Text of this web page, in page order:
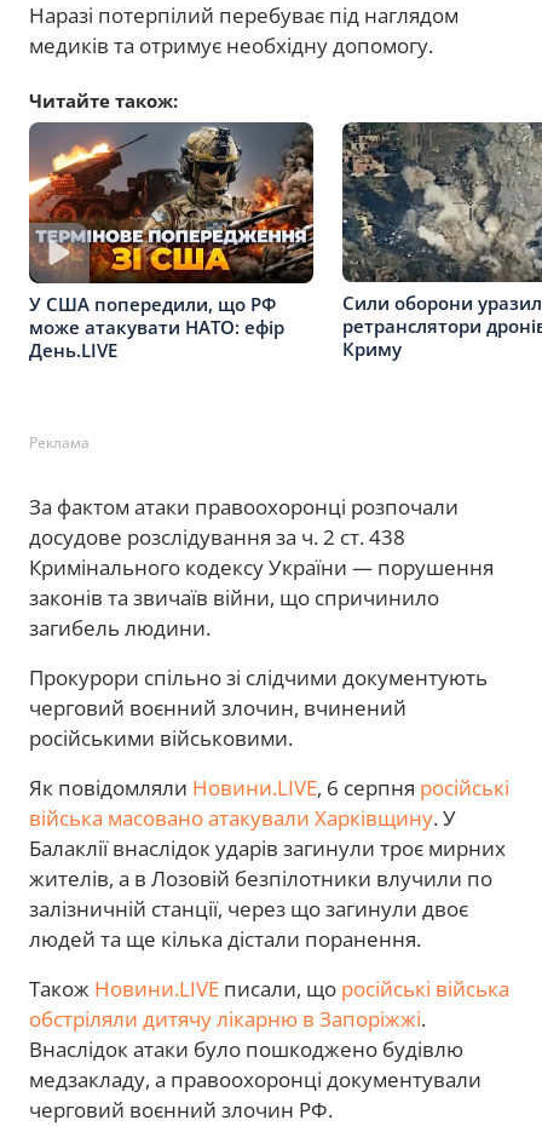
Наразі потерпілий перебуває під наглядом
медиків та отримує необхідну допомогу.
Читайте також:
У США попередили, що РФ
може атакувати НАТО: ефір
День.LIVE
Сили оборони
ретранслятори
Криму
Реклама
За фактом атаки правоохоронці розпочали
досудове розслідування за ч. 2 ст. 438
Кримінального кодексу України — порушення
законів та звичаїв війни, що спричинило
загибель людини.
Прокурори спільно зі слідчими документують
черговий воєнний злочин, вчинений
російськими військовими.
Як повідомляли Новини.LIVE, 6 серпня російські
війська масовано атакували Харківщину. У
Балаклії внаслідок ударів загинули троє мирних
жителів, а в Лозовій безпілотники влучили по
залізничній станції, через що загинули двоє
людей та ще кілька дістали поранення.
Також Новини.LIVE писали, що російські війська
обстріляли дитячу лікарню в Запоріжжі.
Внаслідок атаки було пошкоджено будівлю
медзакладу, а правоохоронці документували
черговий воєнний злочин РФ.